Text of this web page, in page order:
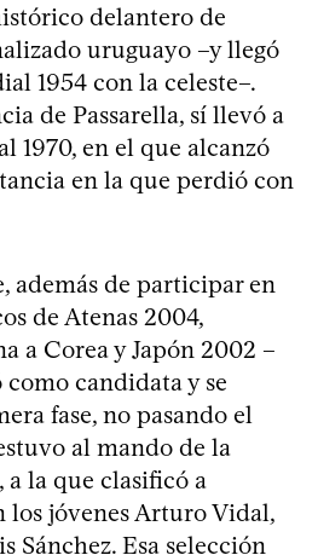
delantero de
uruguayo –y llegó
1954 con la celeste–.
de Passarella, sí llevó a
1970, en el que alcanzó
en la que perdió con
además de participar en
de Atenas 2004,
a Corea y Japón 2002 –
candidata y se
fase, no pasando el
al mando de la
a la que clasificó a
los jóvenes Arturo Vidal,
Sánchez. Esa selección